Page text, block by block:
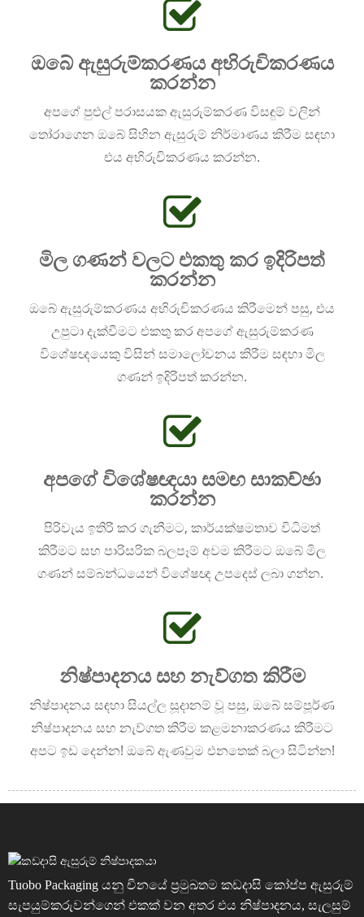
ඔබේ ඇසුරුම්කරණය අභිරුචිකරණය
කරන්න
අපගේ පුළුල් පරාසයක ඇසුරුම්කරණ විසඳුම් වලින්
තෝරාගෙන ඔබේ සිහින ඇසුරුම් නිර්මාණය කිරීම සඳහා
එය අභිරුචිකරණය කරන්න.
මිල ගණන් වලට එකතු කර ඉදිරිපත්
කරන්න
ඔබේ ඇසුරුම්කරණය අභිරුචිකරණය කිරීමෙන් පසු, එය
උපුටා දැක්වීමට එකතු කර අපගේ ඇසුරුම්කරණ
විශේෂඥයෙකු විසින් සමාලෝචනය කිරීම සඳහා මිල
ගණන් ඉදිරිපත් කරන්න.
අපගේ විශේෂඥයා සමඟ සාකච්ඡා
කරන්න
පිරිවැය ඉතිරි කර ගැනීමට, කාර්යක්ෂමතාව විධිමත්
කිරීමට සහ පාරිසරික බලපෑම් අවම කිරීමට ඔබේ මිල
ගණන් සම්බන්ධයෙන් විශේෂඥ උපදෙස් ලබා ගන්න.
නිෂ්පාදනය සහ නැව්ගත කිරීම
නිෂ්පාදනය සඳහා සියල්ල සූදානම් වූ පසු, ඔබේ සම්පූර්ණ
නිෂ්පාදනය සහ නැව්ගත කිරීම කළමනාකරණය කිරීමට
අපට ඉඩ දෙන්න! ඔබේ ඇණවුම එනතෙක් බලා සිටින්න!
Tuobo Packaging යනු චීනයේ ප්‍රමුඛතම කඩදාසි කෝප්ප ඇසුරුම්
සැපයුම්කරුවන්ගෙන් එකක් වන අතර එය නිෂ්පාදනය, සැලසුම්